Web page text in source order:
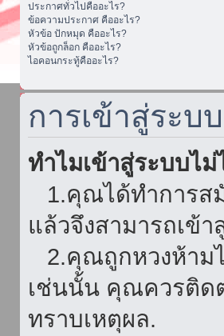
ประกาศทั่วไปคืออะไร?
ข้อความประกาศ คืออะไร?
หัวข้อ ปักหมุด คืออะไร?
หัวข้อถูกล็อก คืออะไร?
ไอคอนกระทู้คืออะไร?
การเข้าสู่ระบ
ทำไมเข้าสู่ระบบไม่
1.คุณได้ทำการส
แล้วจึงสามารถเข้า
2.คุณถูกหวงห้าม
เช่นนั้น คุณควรติดต่
ทราบเหตุผล.